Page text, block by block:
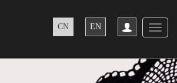
Toggle
EN
CN